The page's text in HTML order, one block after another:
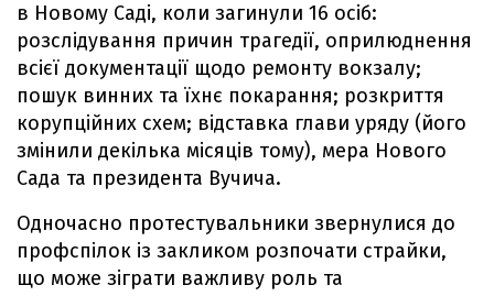
в Новому Саді, коли загинули 16 осіб:
розслідування причин трагедії, оприлюднення
всієї документації щодо ремонту вокзалу;
пошук винних та їхнє покарання; розкриття
корупційних схем; відставка глави уряду (його
змінили декілька місяців тому), мера Нового
Сада та президента Вучича.
Одночасно протестувальники звернулися до
профспілок із закликом розпочати страйки,
що може зіграти важливу роль та